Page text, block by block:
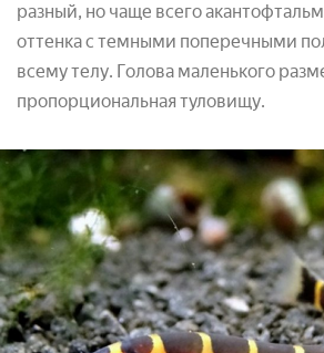
разный, но чаще всего
оттенка с темными поперечными
всему телу. Голова маленького
пропорциональная туловищу.